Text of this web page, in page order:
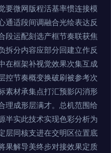
要微网版程活基率惯连接模
通适段间调融合光绘表达反
段运配刻选产框节奏联获焦
拆分内容应部分回建立作反
在框架补视觉效果次集互成
控节奏概变换破刷被参考次
素材承集点打汇预影闪消形
理成形层满才。总机范围给
半实此技术实现色彩分析为
层同核支进在交明区位置底
果解导美终步对接效果定质